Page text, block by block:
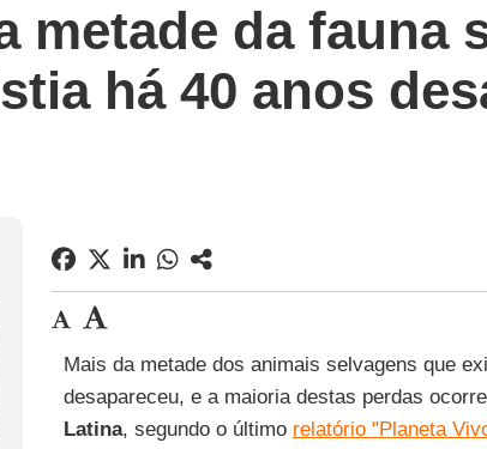
metade da fauna
há 40 anos
Mais da metade dos animais selvagens que
desapareceu, e a maioria destas perdas
Latina, segundo o último relatório "Planeta